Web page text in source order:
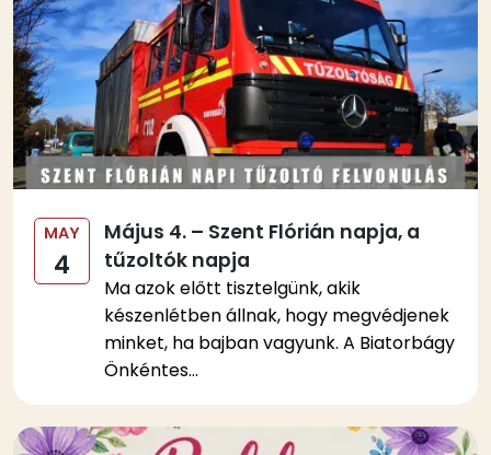
MAY
4
Május 4. – Szent Flórián napja, a
tűzoltók napja
Ma azok előtt tisztelgünk, akik
készenlétben állnak, hogy megvédjenek
minket, ha bajban vagyunk. A Biatorbágy
Önkéntes...
Kép